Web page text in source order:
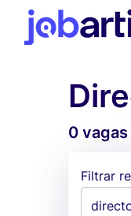
0
Filtrar